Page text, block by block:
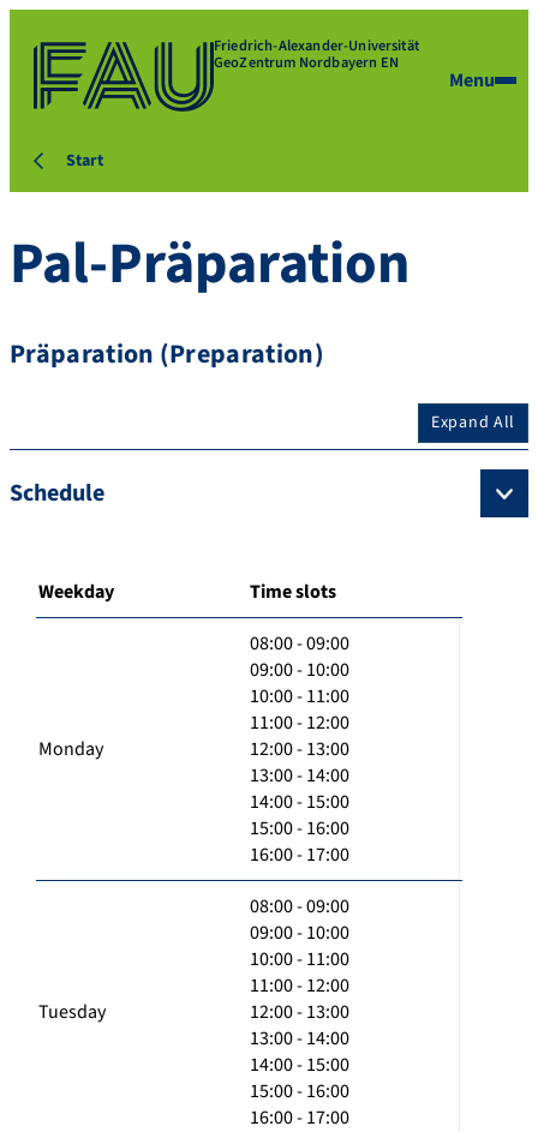
Friedrich-Alexander-Universität
GeoZentrum Nordbayern EN
Menu
Start
Pal-Präparation
Präparation (Preparation)
Expand All
Schedule
Weekday Time slots
Monday
08:00 - 09:00
09:00 - 10:00
10:00 - 11:00
11:00 - 12:00
12:00 - 13:00
13:00 - 14:00
14:00 - 15:00
15:00 - 16:00
16:00 - 17:00
Tuesday
08:00 - 09:00
09:00 - 10:00
10:00 - 11:00
11:00 - 12:00
12:00 - 13:00
13:00 - 14:00
14:00 - 15:00
15:00 - 16:00
16:00 - 17:00